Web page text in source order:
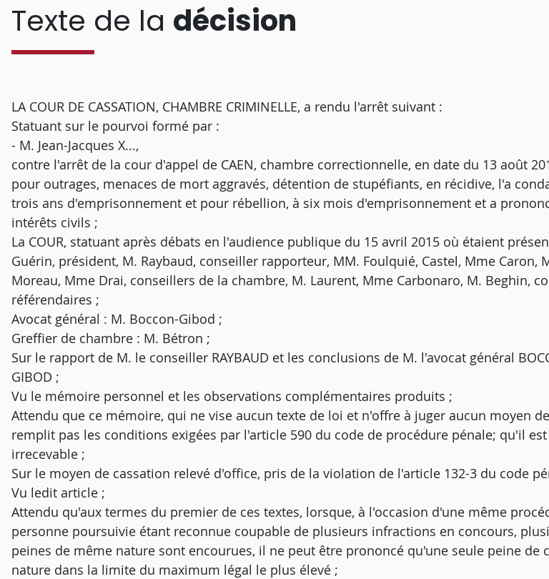
Texte de la décision
LA COUR DE CASSATION, CHAMBRE CRIMINELLE, a rendu l'arrêt suivant :
Statuant sur le pourvoi formé par :
- M. Jean-Jacques X...,
contre l'arrêt de la cour d'appel de CAEN, chambre correctionnelle, en date du 13 août
pour outrages, menaces de mort aggravés, détention de stupéfiants, en récidive, l'a
trois ans d'emprisonnement et pour rébellion, à six mois d'emprisonnement et a
intérêts civils ;
La COUR, statuant après débats en l'audience publique du 15 avril 2015 où étaient
Guérin, président, M. Raybaud, conseiller rapporteur, MM. Foulquié, Castel, Mme Caron,
Moreau, Mme Drai, conseillers de la chambre, M. Laurent, Mme Carbonaro, M. Beghin,
référendaires ;
Avocat général : M. Boccon-Gibod ;
Greffier de chambre : M. Bétron ;
Sur le rapport de M. le conseiller RAYBAUD et les conclusions de M. l'avocat général
GIBOD ;
Vu le mémoire personnel et les observations complémentaires produits ;
Attendu que ce mémoire, qui ne vise aucun texte de loi et n'offre à juger aucun moyen
remplit pas les conditions exigées par l'article 590 du code de procédure pénale; qu'il
irrecevable ;
Sur le moyen de cassation relevé d'office, pris de la violation de l'article 132-3 du code
Vu ledit article ;
Attendu qu'aux termes du premier de ces textes, lorsque, à l'occasion d'une même
personne poursuivie étant reconnue coupable de plusieurs infractions en concours,
peines de même nature sont encourues, il ne peut être prononcé qu'une seule peine de
nature dans la limite du maximum légal le plus élevé ;